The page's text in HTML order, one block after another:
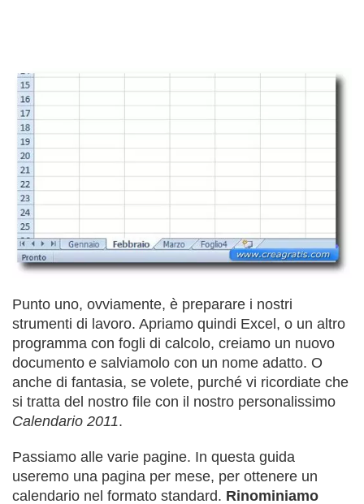
Punto uno, ovviamente, è preparare i nostri
strumenti di lavoro. Apriamo quindi Excel, o un altro
programma con fogli di calcolo, creiamo un nuovo
documento e salviamolo con un nome adatto. O
anche di fantasia, se volete, purché vi ricordiate che
si tratta del nostro file con il nostro personalissimo
Calendario 2011.
Passiamo alle varie pagine. In questa guida
useremo una pagina per mese, per ottenere un
calendario nel formato standard. Rinominiamo